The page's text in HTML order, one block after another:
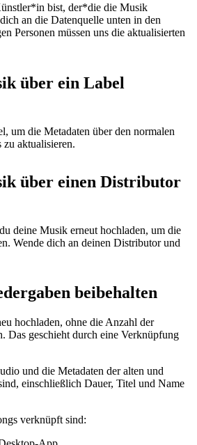
bist, der*die die Musik
an die Datenquelle unten in den
Personen müssen uns die aktualisierten
über ein Label
um die Metadaten über den normalen
zu aktualisieren.
über einen Distributor
deine Musik erneut hochladen, um die
Wende dich an deinen Distributor und
beibehalten
hochladen, ohne die Anzahl der
Das geschieht durch eine Verknüpfung
und die Metadaten der alten und
einschließlich Dauer, Titel und Name
verknüpft sind: